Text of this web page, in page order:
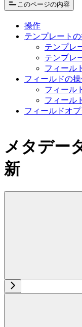
このページの内容
操作
テンプレート
テンプレ
テンプレ
フィール
フィールドの
フィール
フィール
フィールドオ
メタデー
新